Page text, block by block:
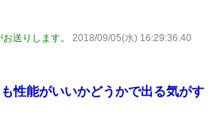
送りします。
2018/09/05(水) 16:29:36.40
性能がいいかどうかで出る気がす